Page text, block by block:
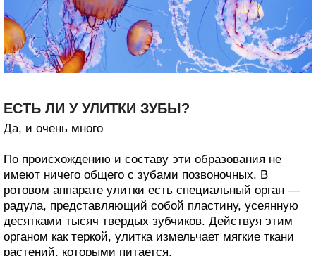
ЕСТЬ ЛИ У УЛИТКИ ЗУБЫ?
Да, и очень много
По происхождению и составу эти образования не
имеют ничего общего с зубами позвоночных. В
ротовом аппарате улитки есть специальный орган —
радула, представляющий собой пластину, усеянную
десятками тысяч твердых зубчиков. Действуя этим
органом как теркой, улитка измельчает мягкие ткани
растений, которыми питается.